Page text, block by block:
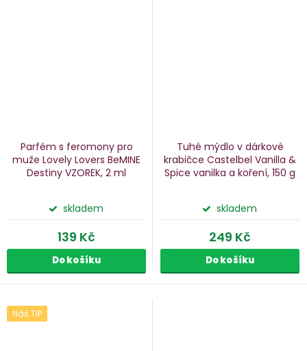
Parfém s feromony pro
muže Lovely Lovers BeMINE
Destiny VZOREK, 2 ml
skladem
139 Kč
Do košíku
Tuhé mýdlo v dárkové
krabičce Castelbel Vanilla &
Spice vanilka a koření, 150 g
skladem
249 Kč
Do košíku
Náš TIP